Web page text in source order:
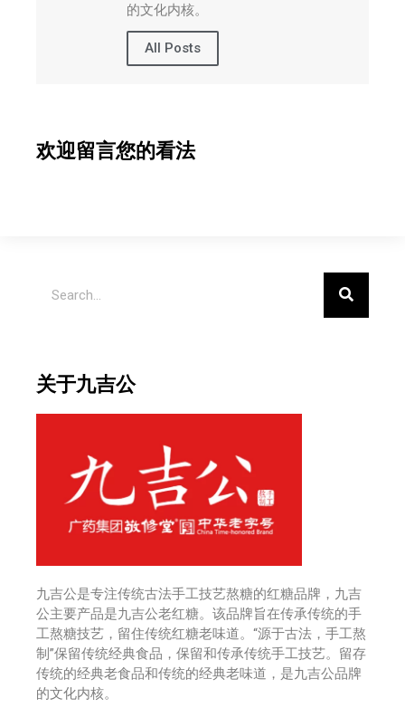
的文化内核。
All Posts
欢迎留言您的看法
Search
关于九吉公
九吉公是专注传统古法手工技艺熬糖的红糖品牌，九吉
公主要产品是九吉公老红糖。该品牌旨在传承传统的手
工熬糖技艺，留住传统红糖老味道。“源于古法，手工熬
制”保留传统经典食品，保留和传承传统手工技艺。留存
传统的经典老食品和传统的经典老味道，是九吉公品牌
的文化内核。